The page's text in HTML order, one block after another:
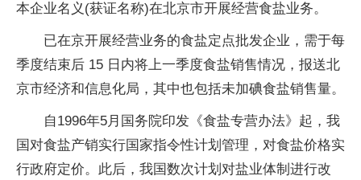
本企业名义(获证名称)在北京市开展经营食盐业务。
已在京开展经营业务的食盐定点批发企业，需于每
季度结束后 15 日内将上一季度食盐销售情况，报送北
京市经济和信息化局，其中也包括未加碘食盐销售量。
自1996年5月国务院印发《食盐专营办法》起，我
国对食盐产销实行国家指令性计划管理，对食盐价格实
行政府定价。此后，我国数次计划对盐业体制进行改